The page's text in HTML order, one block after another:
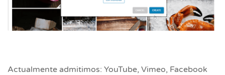
Actualmente admitimos: YouTube, Vimeo, Facebook